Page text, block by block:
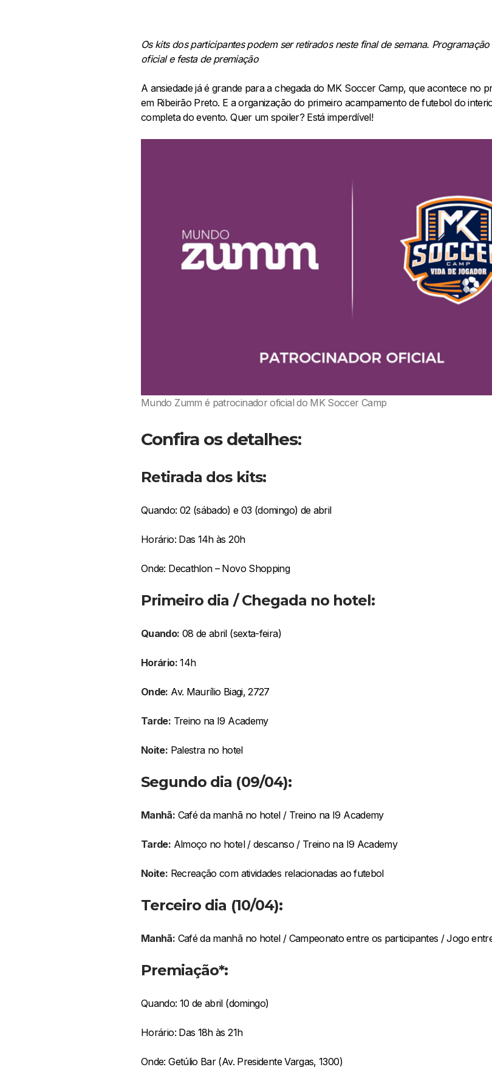
Os kits dos participantes podem ser retirados neste final de semana.
oficial e festa de premiação
A ansiedade já é grande para a chegada do MK Soccer Camp, que acontece no
em Ribeirão Preto. E a organização do primeiro acampamento de futebol do
completa do evento. Quer um spoiler? Está imperdível!
Mundo Zumm é patrocinador oficial do MK Soccer Camp
Confira os detalhes:
Retirada dos kits:
Quando: 02 (sábado) e 03 (domingo) de abril
Horário: Das 14h às 20h
Onde: Decathlon – Novo Shopping
Primeiro dia / Chegada no hotel:
Quando: 08 de abril (sexta-feira)
Horário:14h
Onde: Av. Maurílio Biagi, 2727
Tarde: Treino na I9 Academy
Noite: Palestra no hotel
Segundo dia (09/04):
Manhã: Café da manhã no hotel / Treino na I9 Academy
Tarde: Almoço no hotel / descanso / Treino na I9 Academy
Noite: Recreação com atividades relacionadas ao futebol
Terceiro dia (10/04):
Manhã: Café da manhã no hotel / Campeonato entre os participantes / Jogo
Premiação*:
Quando: 10 de abril (domingo)
Horário: Das 18h às 21h
Onde: Getúlio Bar (Av. Presidente Vargas, 1300)